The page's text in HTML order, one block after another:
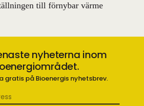
till förnybar värme
nyheterna inom
gratis på Bioenergis nyhetsbrev.